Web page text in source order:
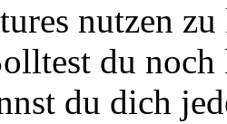
nutzen
du
du dich